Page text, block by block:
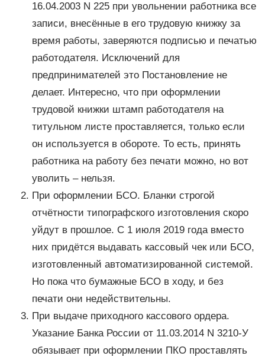
16.04.2003 N 225 при увольнении работника все
записи, внесённые в его трудовую книжку за
время работы, заверяются подписью и печатью
работодателя. Исключений для
предпринимателей это Постановление не
делает. Интересно, что при оформлении
трудовой книжки штамп работодателя на
титульном листе проставляется, только если
он используется в обороте. То есть, принять
работника на работу без печати можно, но вот
уволить – нельзя.
При оформлении БСО. Бланки строгой
отчётности типографского изготовления скоро
уйдут в прошлое. С 1 июля 2019 года вместо
них придётся выдавать кассовый чек или БСО,
изготовленный автоматизированной системой.
Но пока что бумажные БСО в ходу, и без
печати они недействительны.
При выдаче приходного кассового ордера.
Указание Банка России от 11.03.2014 N 3210-У
обязывает при оформлении ПКО проставлять